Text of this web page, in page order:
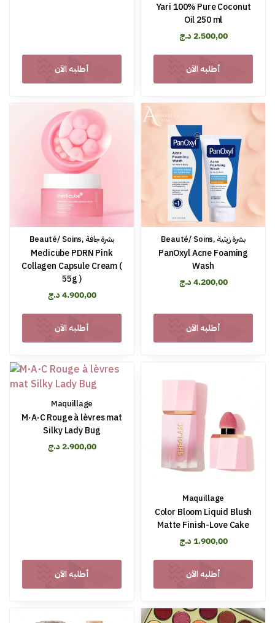
أطلبه الآن
Yari 100% Pure Coconut
Oil 250 ml
2.500,00 د.ج
أطلبه الآن
Beauté/ Soins, بشرة جافة
Medicube PDRN Pink
Collagen Capsule Cream (
55g )
4.900,00د.ج
أطلبه الآن
Beauté/ Soins, بشرة زيتية
PanOxyl Acne Foaming
Wash
4.200,00د.ج
أطلبه الآن
Maquillage
M·A·C Rouge à lèvres mat
Silky Lady Bug
2.900,00 د.ج
أطلبه الآن
Maquillage
Color Bloom Liquid Blush
Matte Finish-Love Cake
1.900,00د.ج
أطلبه الآن